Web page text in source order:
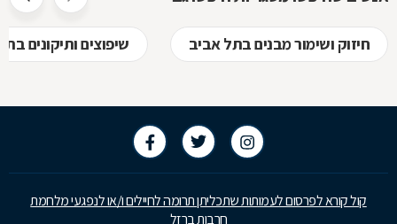
חיזוק ושימור מבנים בתל אביב שיפוצים ותיקונים
קול קורא לפרסום לעמותות שתכליתן תרומה לחיילים ו/או לנפגעי מלחמת
חרבות ברזל